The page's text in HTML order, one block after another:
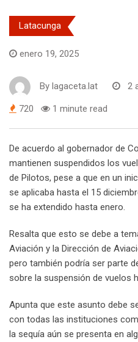
Latacunga
enero 19, 2025
By lagaceta.lat 2
720 1 minute read
De acuerdo al gobernador de
mantienen suspendidos los
de Pilotos, pese a que en un
se aplicaba hasta el 15
se ha extendido hasta enero.
Resalta que esto se debe a
Aviación y la Dirección de
pero también podría ser parte
sobre la suspensión de vuelos
Apunta que este asunto debe
con todas las instituciones
la sequía aún se presenta en